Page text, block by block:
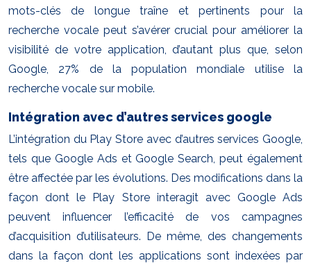
mots-clés de longue traîne et pertinents pour la
recherche vocale peut s’avérer crucial pour améliorer la
visibilité de votre application, d’autant plus que, selon
Google, 27% de la population mondiale utilise la
recherche vocale sur mobile.
Intégration avec d’autres services google
L’intégration du Play Store avec d’autres services Google,
tels que Google Ads et Google Search, peut également
être affectée par les évolutions. Des modifications dans la
façon dont le Play Store interagit avec Google Ads
peuvent influencer l’efficacité de vos campagnes
d’acquisition d’utilisateurs. De même, des changements
dans la façon dont les applications sont indexées par